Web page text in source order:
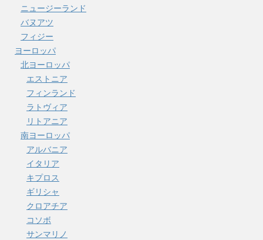
ニュージーランド
バヌアツ
フィジー
ヨーロッパ
北ヨーロッパ
エストニア
フィンランド
ラトヴィア
リトアニア
南ヨーロッパ
アルバニア
イタリア
キプロス
ギリシャ
クロアチア
コソボ
サンマリノ